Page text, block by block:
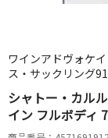
ワインアドヴォケ
ス・サックリング
シャトー・カル
イン フルボディ